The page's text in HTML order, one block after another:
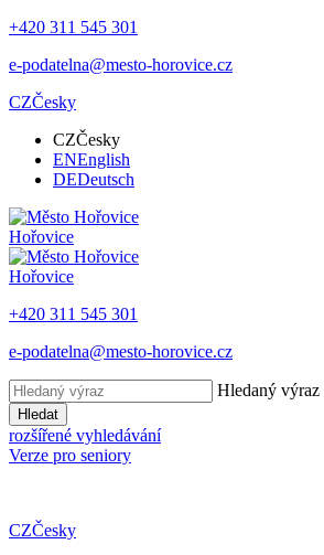
+420 311 545 301
e-podatelna@mesto-horovice.cz
CZČesky
CZČesky
ENEnglish
DEDeutsch
Hořovice
Hořovice
+420 311 545 301
e-podatelna@mesto-horovice.cz
Hledaný výraz
Hledat
rozšířené vyhledávání
Verze pro seniory
CZČesky